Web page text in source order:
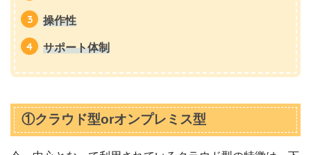
操作性
サポート体制
①クラウド型orオンプレミス型